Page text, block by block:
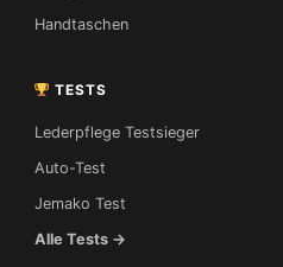
Handtaschen
TESTS
Lederpflege Testsieger
Auto-Test
Jemako Test
Alle Tests →